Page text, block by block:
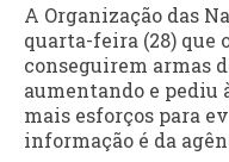
A Organização das
quarta-feira (28) que
conseguirem armas
aumentando e
mais esforços para
informação é da